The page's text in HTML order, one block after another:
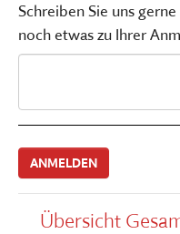
Schreiben Sie uns
noch etwas zu Ihrer
Übersicht